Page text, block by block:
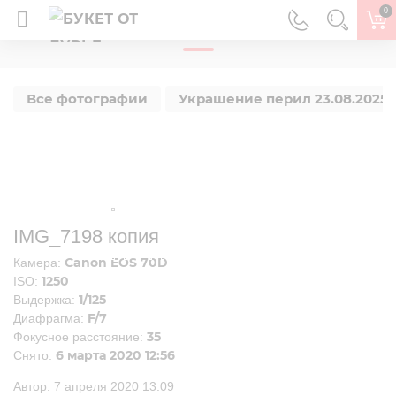
0
Все фотографии Украшение перил 23.08.2025
IMG_7198 копия
Камера: Canon EOS 70D
ISO: 1250
Выдержка: 1/125
Диафрагма: F/7
Фокусное расстояние: 35
Снято: 6 марта 2020 12:56
Автор: 7 апреля 2020 13:09